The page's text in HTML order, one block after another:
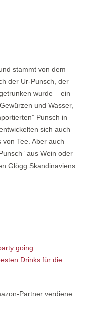
stammt von dem
der Ur-Punsch, der
wurde – ein
und Wasser,
Punsch in
sich auch
Tee. Aber auch
aus Wein oder
Glögg Skandinaviens
going
Drinks für die
Partner verdiene